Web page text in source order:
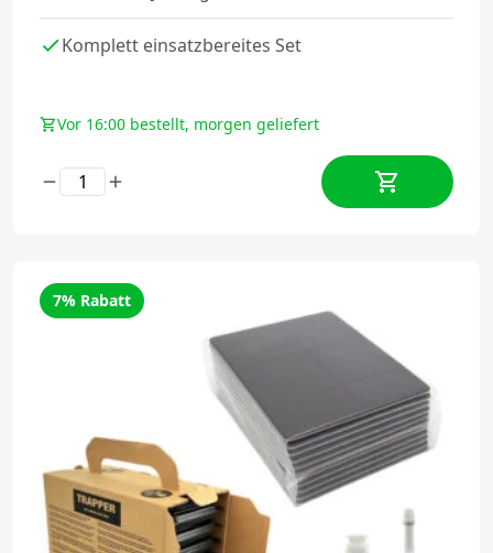
Komplett einsatzbereites Set
Vor 16:00 bestellt, morgen geliefert
7% Rabatt